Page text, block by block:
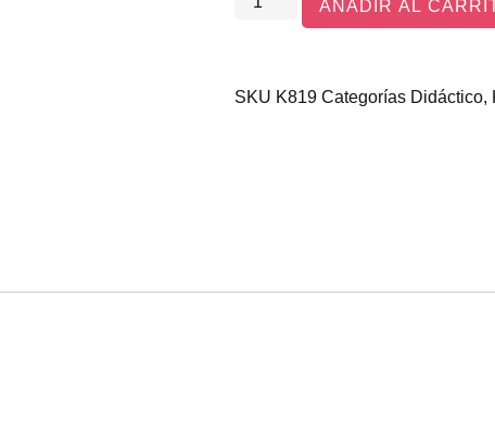
AÑADIR AL
SKU K819 Categorías Didáctico,